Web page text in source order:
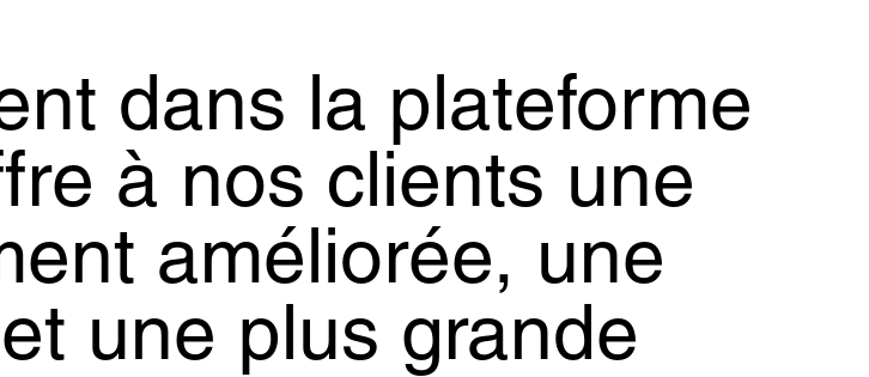
dans la plateforme
à nos clients une
améliorée, une
une plus grande